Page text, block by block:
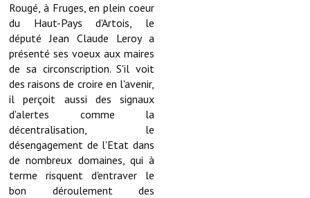
Projets et travaux en cours
Fêtes et manifestations
Numéros d'urgence
Terrains et maisons à vendre
VOTRE MAIRIE
Elus et agents
L'équipe municipale
Rougé, à Fruges, en plein coeur
du Haut-Pays d'Artois, le
député Jean Claude Leroy a
présenté ses voeux aux maires
de sa circonscription. S'il voit
des raisons de croire en l'avenir,
il perçoit aussi des signaux
d'alertes comme la
décentralisation, le
désengagement de l'Etat dans
de nombreux domaines, qui à
terme risquent d'entraver le
bon déroulement des